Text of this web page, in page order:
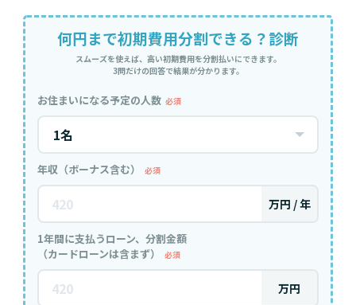
何円まで初期費用分割できる？診断
スムーズを使えば、高い初期費用を分割払いにできます。
3問だけの回答で結果が分かります。
お住まいになる予定の人数 必須
年収（ボーナス含む） 必須
万円 / 年
1年間に支払うローン、分割金額
（カードローンは含まず）
必須
万円